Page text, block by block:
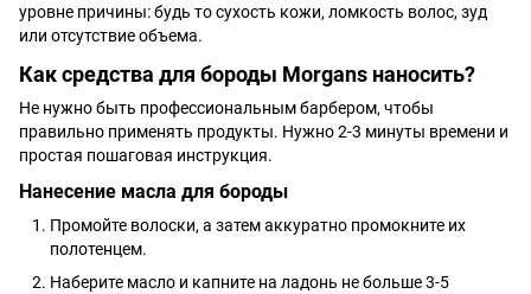
уровне причины: будь то сухость кожи, ломкость волос, зуд
или отсутствие объема.
Как средства для бороды Morgans наносить?
Не нужно быть профессиональным барбером, чтобы
правильно применять продукты. Нужно 2-3 минуты времени и
простая пошаговая инструкция.
Нанесение масла для бороды
Промойте волоски, а затем аккуратно промокните их
полотенцем.
Наберите масло и капните на ладонь не больше 3-5